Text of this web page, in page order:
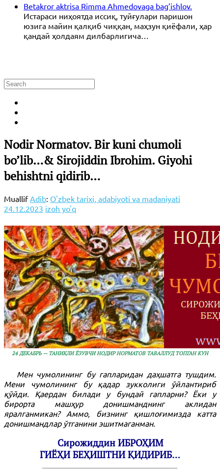
Betakror aktrisa Rimma Ahmedovaga bag’ishlov.
Истараси ниҳоятда иссиқ, туйғулари паришон
юзига майин қалқиб чиққан, маҳзун қиёфали, ҳар
қандай ҳолдаям дилбарлигича…
Nodir Normatov. Bir kuni chumoli
bo’lib…& Sirojiddin Ibrohim. Giyohi
behishtni qidirib…
Muallif Adib: O'zbek tarixi, adabiyoti va madaniyati
24.12.2023 izoh yo'q
24 ДЕКАБРЬ — ТАНИҚЛИ ЁЗУВЧИ НОДИР НОРМАТОВ ТАВАЛЛУД ТОПГАН КУН
Мен чумолининг бу гапларидан даҳшатга тушдим.
Мени чумолининг бу қадар зукколиги ўйлантириб
қўйди. Қаердан билади у бундай гапларни? Ёки у
бирорта машҳур донишманднинг аклидан
яралганмикан? Аммо, бизнинг қишлоғимизда катта
донишмандлар ўтганини эшитмаганман.
Сирожиддин ИБРОҲИМ
ГИЁҲИ БЕҲИШТНИ ҚИДИРИБ…